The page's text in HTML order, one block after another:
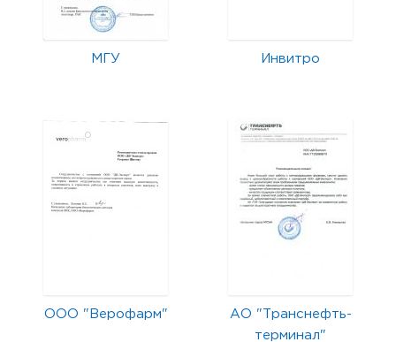
МГУ Инвитро
ООО "Верофарм"
АО "Транснефть-
терминал"